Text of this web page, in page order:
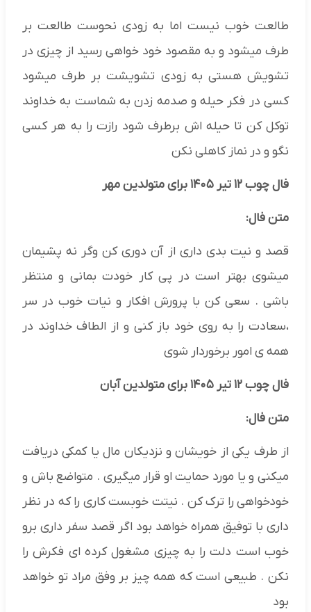
طالعت خوب نیست اما به زودی نحوست طالعت بر
طرف میشود و به مقصود خود خواهی رسید از چیزی در
تشویش هستی به زودی تشویشت بر طرف میشود
کسی در فکر حیله و صدمه زدن به شماست به خداوند
توکل کن تا حیله اش برطرف شود رازت را به هر کسی
نگو و در نماز کاهلی نکن
فال چوب ۱۲ تیر ۱۴۰۵ برای متولدین مهر
متن فال:
قصد و نیت بدی داری از آن دوری کن وگر نه پشیمان
میشوی بهتر است در پی کار خودت بمانی و منتظر
باشی . سعی کن با پرورش افکار و نیات خوب در سر
،سعادت را به روی خود باز کنی و از الطاف خداوند در
همه ی امور برخوردار شوی
فال چوب ۱۲ تیر ۱۴۰۵ برای متولدین آبان
متن فال:
از طرف یکی از خویشان و نزدیکان مال یا کمکی دریافت
میکنی و یا مورد حمایت او قرار میگیری . متواضع باش و
خودخواهی را ترک کن . نیتت خوبست کاری را که در نظر
داری با توفیق همراه خواهد بود اگر قصد سفر داری برو
خوب است دلت را به چیزی مشغول کرده ای فکرش را
نکن . طبیعی است که همه چیز بر وفق مراد تو خواهد
بود